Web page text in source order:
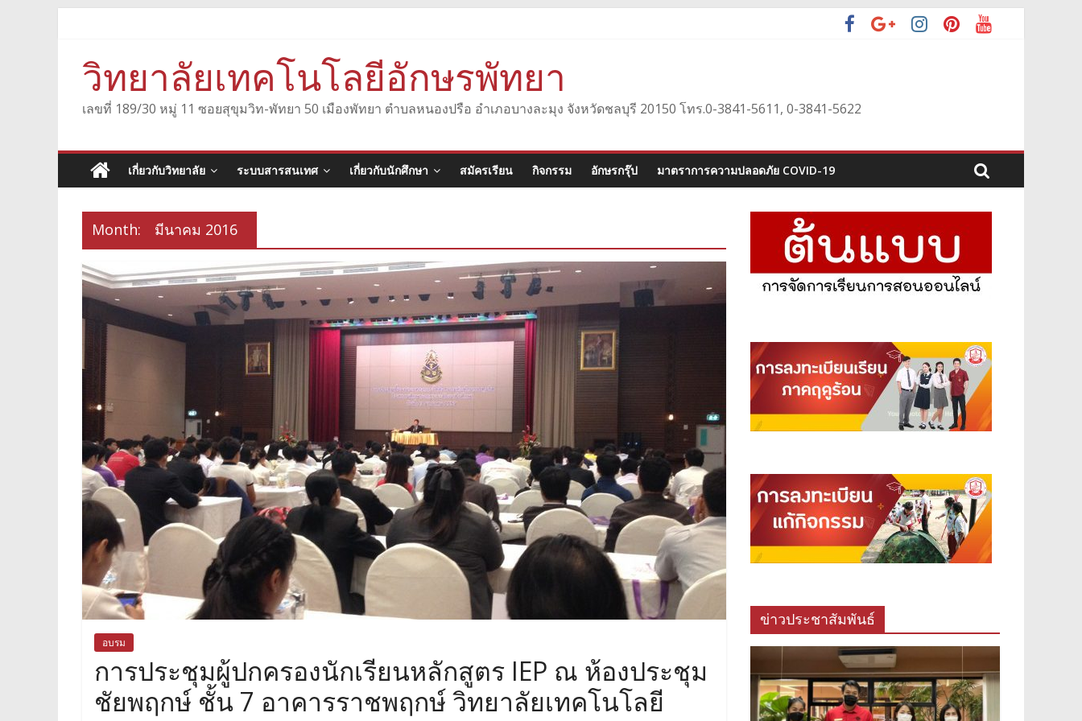
contentวิทยาลัยเทคโนโลยีอักษรพัทยา
เลขที่ 189/30 หมู่ 11 ซอยสุขุมวิท-พัทยา 50 เมืองพัทยา ตำบลหนองปรือ อำเภอบางละมุง จังหวัดชลบุรี 20150 โทร.0-3841-5611, 0-3841-5622
เกี่ยวกับวิทยาลัย ระบบสารสนเทศ เกี่ยวกับนักศึกษา สมัครเรียน กิจกรรม อักษรกรุ๊ป มาตราการความปลอดภัย COVID-19
Month: มีนาคม 2016
อบรม
การประชุมผู้ปกครองนักเรียนหลักสูตร IEP ณ ห้องประชุม
ชัยพฤกษ์ ชั้น 7 อาคารราชพฤกษ์ วิทยาลัยเทคโนโลยี
ข่าวประชาสัมพันธ์